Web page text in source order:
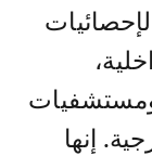
ومستشفيات
إنها